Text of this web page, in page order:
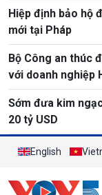
Hiệp định bảo hộ
mới tại Pháp
Bộ Công an thúc
với doanh nghiệp
Sớm đưa kim
20 tỷ USD
English